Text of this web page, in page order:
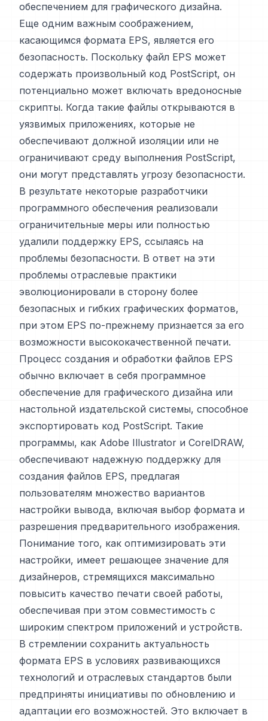
обеспечением для графического дизайна.
Еще одним важным соображением,
касающимся формата EPS, является его
безопасность. Поскольку файл EPS может
содержать произвольный код PostScript, он
потенциально может включать вредоносные
скрипты. Когда такие файлы открываются в
уязвимых приложениях, которые не
обеспечивают должной изоляции или не
ограничивают среду выполнения PostScript,
они могут представлять угрозу безопасности.
В результате некоторые разработчики
программного обеспечения реализовали
ограничительные меры или полностью
удалили поддержку EPS, ссылаясь на
проблемы безопасности. В ответ на эти
проблемы отраслевые практики
эволюционировали в сторону более
безопасных и гибких графических форматов,
при этом EPS по-прежнему признается за его
возможности высококачественной печати.
Процесс создания и обработки файлов EPS
обычно включает в себя программное
обеспечение для графического дизайна или
настольной издательской системы, способное
экспортировать код PostScript. Такие
программы, как Adobe Illustrator и CorelDRAW,
обеспечивают надежную поддержку для
создания файлов EPS, предлагая
пользователям множество вариантов
настройки вывода, включая выбор формата и
разрешения предварительного изображения.
Понимание того, как оптимизировать эти
настройки, имеет решающее значение для
дизайнеров, стремящихся максимально
повысить качество печати своей работы,
обеспечивая при этом совместимость с
широким спектром приложений и устройств.
В стремлении сохранить актуальность
формата EPS в условиях развивающихся
технологий и отраслевых стандартов были
предприняты инициативы по обновлению и
адаптации его возможностей. Это включает в